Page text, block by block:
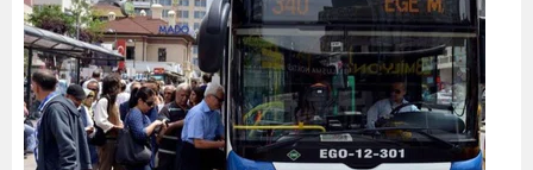
Bitlis
Bolu
Burdur